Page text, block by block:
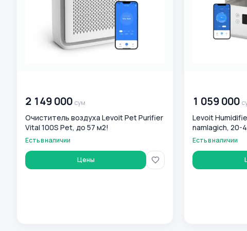
2 149 000 сум
Очиститель воздуха Levoit Pet Purifier
Vital 100S Pet, до 57 м2!
Есть в наличии
Цены
1 059 000
Levoit
namlagich, 20-
Есть в наличии